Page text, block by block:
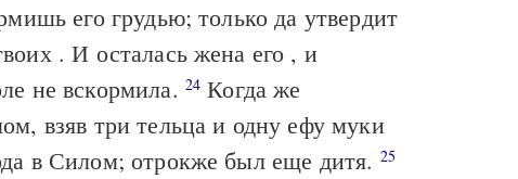
его грудью; только да утвердит
. И осталась жена его , и
не вскормила. 24 Когда же
взяв три тельца и одну ефу муки
в Силом; отрокже был еще дитя. 25